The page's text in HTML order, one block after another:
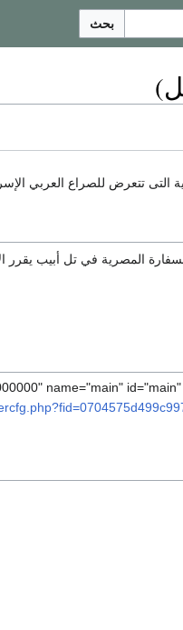
بحث
تتعرض للصراع العربي
المصرية في تل أبيب يقرر